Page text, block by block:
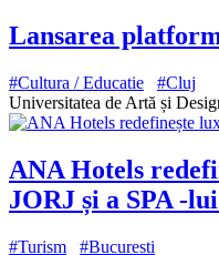
Lansarea
#Cultura / Educatie
#Cluj
Universitatea de Artă și
ANA Hotels
JORJ și a SPA -
#Turism #Bucuresti